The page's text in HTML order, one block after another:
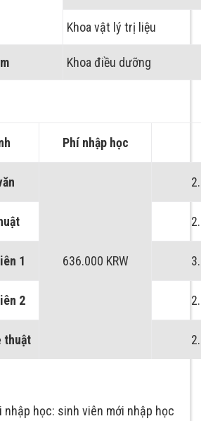
Khoa vật lý trị liệu
Khoa điều dưỡng
Phí nhập học
636.000 KRW
1
2
thuật
học: sinh viên mới nhập học